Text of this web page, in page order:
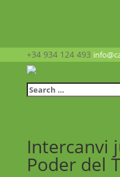
+34 934 124 493
Intercanvi
Poder del